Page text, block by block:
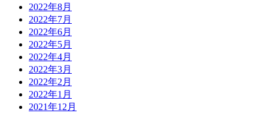
2022年8月
2022年7月
2022年6月
2022年5月
2022年4月
2022年3月
2022年2月
2022年1月
2021年12月